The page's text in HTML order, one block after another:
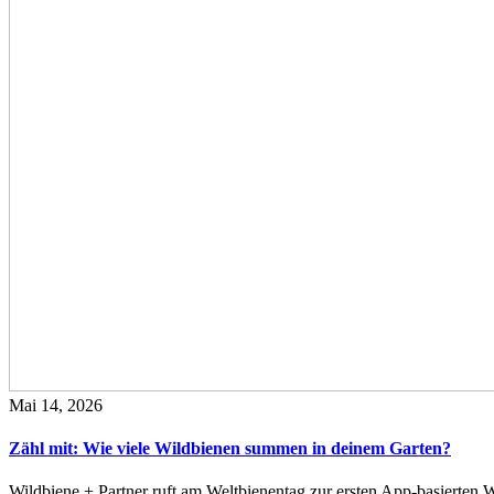
Mai 14, 2026
Zähl mit: Wie viele Wildbienen summen in deinem Garten?